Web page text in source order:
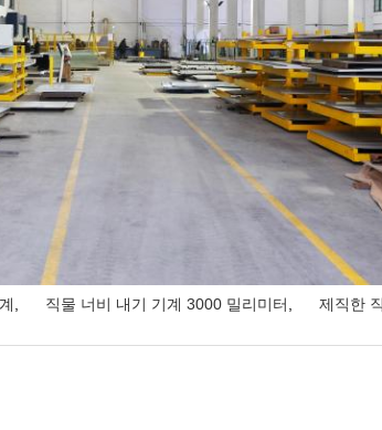
직물 너비 내기 기계 3000 밀리미터 제직한